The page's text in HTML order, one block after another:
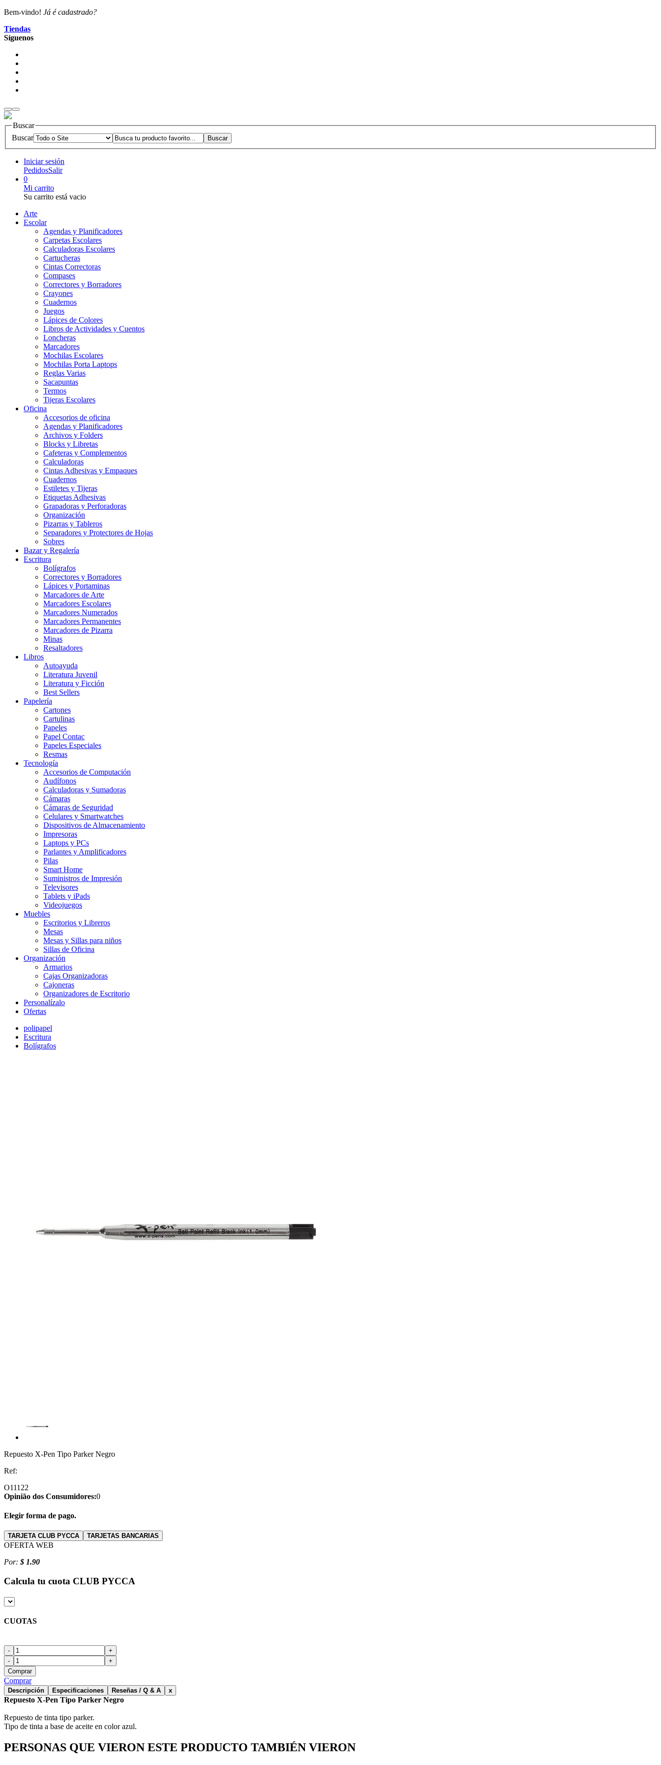
Bem-vindo! Já é cadastrado?
Tiendas
Síguenos
Buscar
Buscar
Iniciar sesión
PedidosSalir
0
Mi carrito
Su carrito está vacio
Arte
Escolar
Agendas y Planificadores
Carpetas Escolares
Calculadoras Escolares
Cartucheras
Cintas Correctoras
Compases
Correctores y Borradores
Crayones
Cuadernos
Juegos
Lápices de Colores
Libros de Actividades y Cuentos
Loncheras
Marcadores
Mochilas Escolares
Mochilas Porta Laptops
Reglas Varias
Sacapuntas
Termos
Tijeras Escolares
Oficina
Accesorios de oficina
Agendas y Planificadores
Archivos y Folders
Blocks y Libretas
Cafeteras y Complementos
Calculadoras
Cintas Adhesivas y Empaques
Cuadernos
Estiletes y Tijeras
Etiquetas Adhesivas
Grapadoras y Perforadoras
Organización
Pizarras y Tableros
Separadores y Protectores de Hojas
Sobres
Bazar y Regalería
Escritura
Bolígrafos
Correctores y Borradores
Lápices y Portaminas
Marcadores de Arte
Marcadores Escolares
Marcadores Numerados
Marcadores Permanentes
Marcadores de Pizarra
Minas
Resaltadores
Libros
Autoayuda
Literatura Juvenil
Literatura y Ficción
Best Sellers
Papelería
Cartones
Cartulinas
Papeles
Papel Contac
Papeles Especiales
Resmas
Tecnología
Accesorios de Computación
Audífonos
Calculadoras y Sumadoras
Cámaras
Cámaras de Seguridad
Celulares y Smartwatches
Dispositivos de Almacenamiento
Impresoras
Laptops y PCs
Parlantes y Amplificadores
Pilas
Smart Home
Suministros de Impresión
Televisores
Tablets y iPads
Videojuegos
Muebles
Escritorios y Libreros
Mesas
Mesas y Sillas para niños
Sillas de Oficina
Organización
Armarios
Cajas Organizadoras
Cajoneras
Organizadores de Escritorio
Personalízalo
Ofertas
polipapel
Escritura
Bolígrafos
Repuesto X-Pen Tipo Parker Negro
Ref:
O11122
Opinião dos Consumidores:0
Elegir forma de pago.
TARJETA CLUB PYCCA TARJETAS BANCARIAS
OFERTA WEB
Por: $ 1.90
Calcula tu cuota CLUB PYCCA
CUOTAS
-
+
-
+
Comprar
Comprar
Descripción Especificaciones Reseñas / Q & A x
Repuesto X-Pen Tipo Parker Negro
Repuesto de tinta tipo parker.
Tipo de tinta a base de aceite en color azul.
PERSONAS QUE VIERON ESTE PRODUCTO TAMBIÉN VIERON